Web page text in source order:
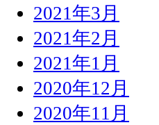
2021年3月
2021年2月
2021年1月
2020年12月
2020年11月